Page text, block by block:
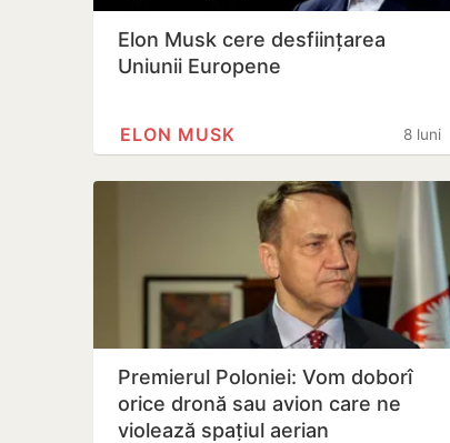
Elon Musk cere desființarea
Uniunii Europene
8 luni
ELON MUSK
Premierul Poloniei: Vom doborî
orice dronă sau avion care ne
violează spațiul aerian